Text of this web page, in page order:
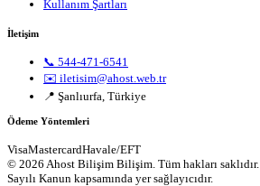
Kullanım Şartları
İletişim
📞 544-471-6541
✉️ iletisim@ahost.web.tr
📍 Şanlıurfa, Türkiye
Ödeme Yöntemleri
VisaMastercardHavale/EFT
© 2026 Ahost Bilişim Bilişim. Tüm hakları saklıdır.
Sayılı Kanun kapsamında yer sağlayıcıdır.